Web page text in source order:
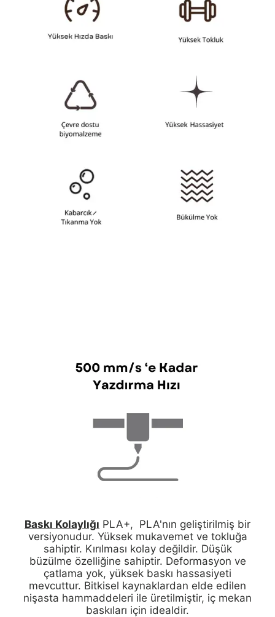
Baskı Kolaylığı PLA+, PLA'nın geliştirilmiş bir
versiyonudur. Yüksek mukavemet ve tokluğa
sahiptir. Kırılması kolay değildir. Düşük
büzülme özelliğine sahiptir. Deformasyon ve
çatlama yok, yüksek baskı hassasiyeti
mevcuttur. Bitkisel kaynaklardan elde edilen
nişasta hammaddeleri ile üretilmiştir, iç mekan
baskıları için idealdir.